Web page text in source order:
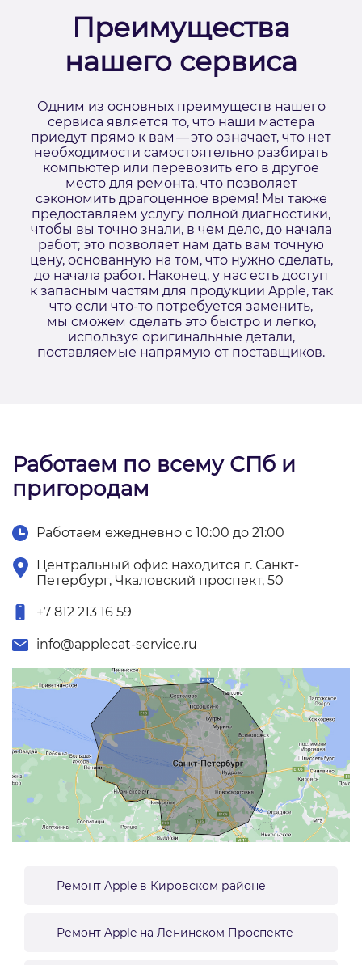
Преимущества
нашего сервиса
Одним из основных преимуществ нашего
сервиса является то, что наши мастера
приедут прямо к вам — это означает, что нет
необходимости самостоятельно разбирать
компьютер или перевозить его в другое
место для ремонта, что позволяет
сэкономить драгоценное время! Мы также
предоставляем услугу полной диагностики,
чтобы вы точно знали, в чем дело, до начала
работ; это позволяет нам дать вам точную
цену, основанную на том, что нужно сделать,
до начала работ. Наконец, у нас есть доступ
к запасным частям для продукции Apple, так
что если что-то потребуется заменить,
мы сможем сделать это быстро и легко,
используя оригинальные детали,
поставляемые напрямую от поставщиков.
Работаем по всему СПб и
пригородам
Работаем ежедневно с 10:00 до 21:00
Центральный офис находится г. Санкт-
Петербург, Чкаловский проспект, 50
+7 812 213 16 59
info@applecat-service.ru
Ремонт Apple в Кировском районе
Ремонт Apple на Ленинском Проспекте